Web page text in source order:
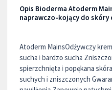
Opis Bioderma Atoderm
naprawczo-kojący do skóry
Atoderm MainsOdżywczy
sucha i bardzo sucha
spierzchnięta i popękana
suchych i zniszczonych